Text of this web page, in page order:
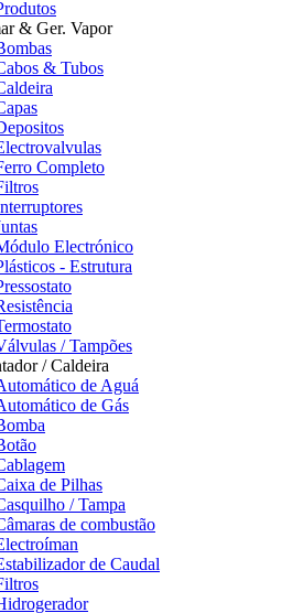
& Ger. Vapor
& Tubos
Completo
Electrónico
- Estrutura
/ Tampões
/ Caldeira
de Aguá
de Gás
de Pilhas
/ Tampa
de combustão
de Caudal